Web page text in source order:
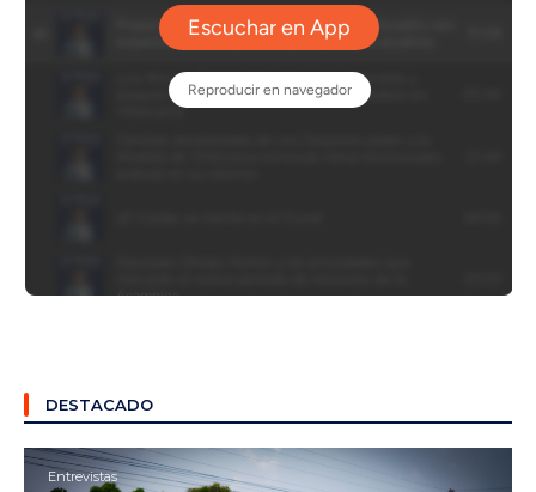
DESTACADO
Entrevistas